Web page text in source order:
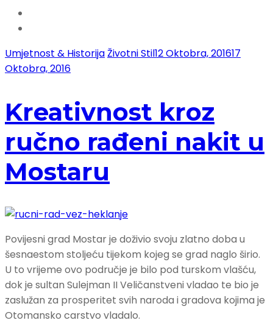
Umjetnost & HistorijaŽivotni Stil12 Oktobra, 201617
Oktobra, 2016
Kreativnost kroz
ručno rađeni nakit u
Mostaru
Povijesni grad Mostar je doživio svoju zlatno doba u
šesnaestom stoljeću tijekom kojeg se grad naglo širio.
U to vrijeme ovo područje je bilo pod turskom vlašću,
dok je sultan Sulejman II Veličanstveni vladao te bio je
zaslužan za prosperitet svih naroda i gradova kojima je
Otomansko carstvo vladalo.